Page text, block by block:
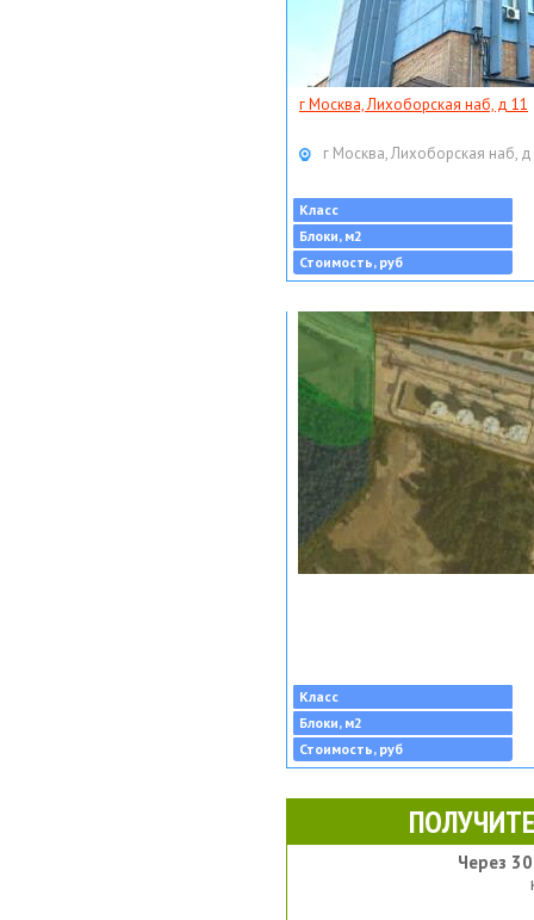
г Москва, Лихоборская наб, д 11
г Москва, Лихоборская наб,
Класс
Блоки, м2
Стоимость, руб
Класс
Блоки, м2
Стоимость, руб
Через